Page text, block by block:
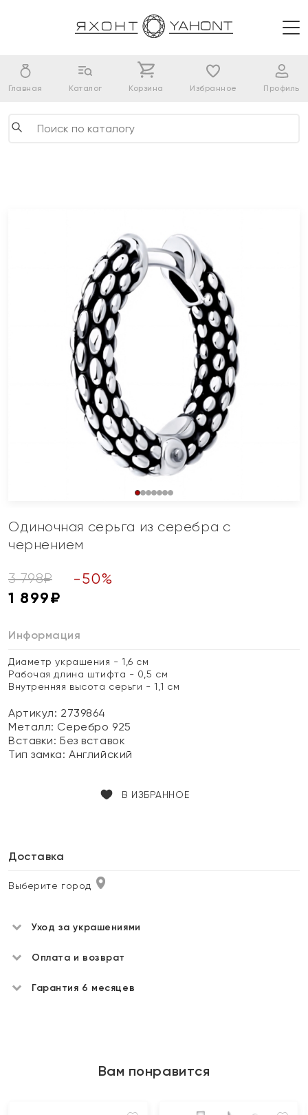
Главная Каталог Корзина Избранное Профиль
Одиночная серьга из серебра с
чернением
3 798₽ -50%
1 899₽
Информация
Диаметр украшения - 1,6 см
Рабочая длина штифта - 0,5 см
Внутренняя высота серьги - 1,1 см
Артикул: 2739864
Металл: Серебро 925
Вставки:Без вставок
Тип замка:Английский
В ИЗБРАННОЕ
Доставка
Выберите город
Уход за украшениями
Оплата и возврат
Гарантия 6 месяцев
Вам понравится